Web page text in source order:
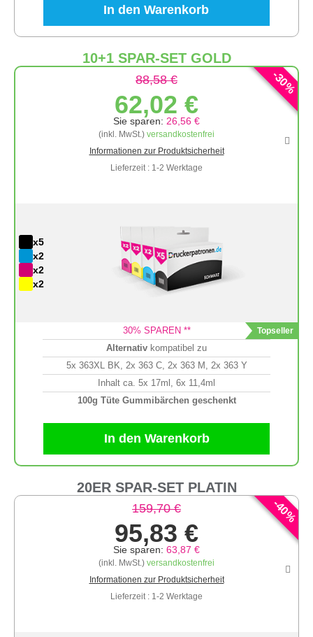
In den Warenkorb
10+1 SPAR-SET GOLD
-
30
%
88,58 €
62,02 €
Sie sparen: 26,56 €
(inkl. MwSt.) versandkostenfrei
Informationen zur Produktsicherheit
Lieferzeit : 1-2 Werktage
x5
x2
x2
x2
30% SPAREN **
Alternativ kompatibel zu
5x 363XL BK, 2x 363 C, 2x 363 M, 2x 363 Y
Inhalt ca. 5x 17ml, 6x 11,4ml
100g Tüte Gummibärchen geschenkt
In den Warenkorb
20ER SPAR-SET PLATIN
-
40
%
159,70 €
95,83 €
Sie sparen: 63,87 €
(inkl. MwSt.) versandkostenfrei
Informationen zur Produktsicherheit
Lieferzeit : 1-2 Werktage